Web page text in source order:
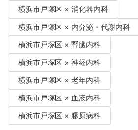
横浜市戸塚区 × 消化器内科
横浜市戸塚区 × 内分泌・代謝内科
横浜市戸塚区 × 腎臓内科
横浜市戸塚区 × 神経内科
横浜市戸塚区 × 老年内科
横浜市戸塚区 × 血液内科
横浜市戸塚区 × 膠原病科